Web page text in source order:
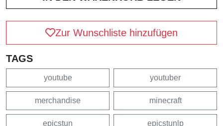
Zur Wunschliste hinzufügen
TAGS
youtube youtuber
merchandise minecraft
epicstun epicstunlp